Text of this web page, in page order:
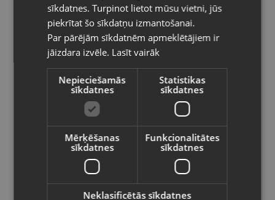
40.00€
Huawei Nova 14i STG-LX2
Pasūtījumi tiks piegādāti uz
izvēlēto valsti
Vietnes saturs būs attēlots izvēlētajā
valodā
Valsts
Latviešu / Latvian
sīkdatnes. Turpinot lietot mūsu vietni, jūs
piekrītat šo sīkdatņu izmantošanai.
Par pārējām sīkdatnēm apmeklētājiem ir
jāizdara izvēle. Lasīt vairāk
Nepieciešamās
sīkdatnes
Statistikas
sīkdatnes
Mērķēšanas
sīkdatnes
Funkcionalitātes
sīkdatnes
Neklasificētās sīkdatnes